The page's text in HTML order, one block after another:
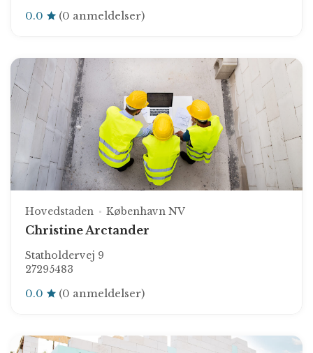
0.0 (0 anmeldelser)
Hovedstaden København NV
Christine Arctander
Statholdervej 9
27295483
0.0 (0 anmeldelser)